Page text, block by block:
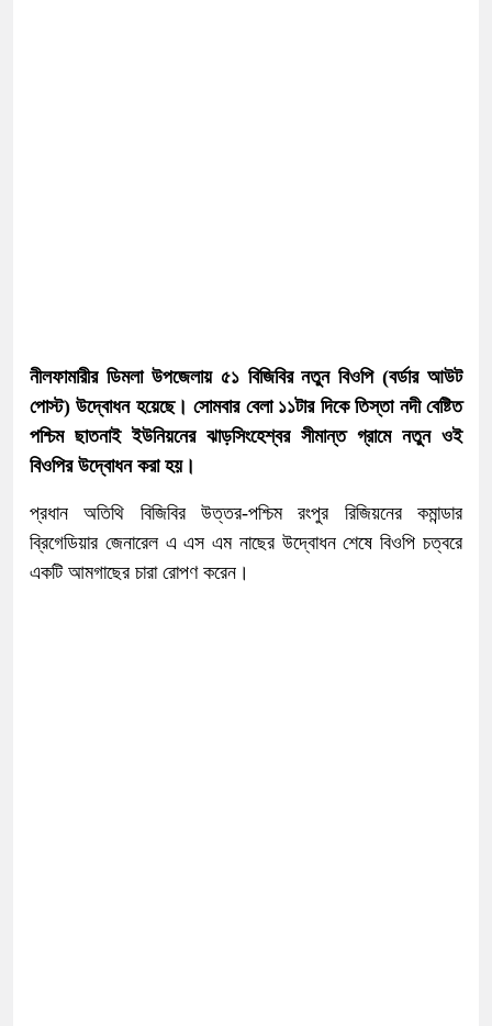
নীলফামারীর ডিমলা উপজেলায় ৫১ বিজিবির নতুন বিওপি (বর্ডার আউট
পোস্ট) উদ্বোধন হয়েছে। সোমবার বেলা ১১টার দিকে তিস্তা নদী বেষ্টিত
পশ্চিম ছাতনাই ইউনিয়নের ঝাড়সিংহেশ্বর সীমান্ত গ্রামে নতুন ওই
বিওপির উদ্বোধন করা হয়।
প্রধান অতিথি বিজিবির উত্তর-পশ্চিম রংপুর রিজিয়নের কমান্ডার
ব্রিগেডিয়ার জেনারেল এ এস এম নাছের উদ্বোধন শেষে বিওপি চত্বরে
একটি আমগাছের চারা রোপণ করেন।